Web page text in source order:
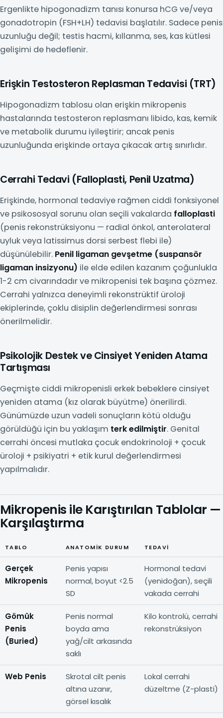
Ergenlikte hipogonadizm tanısı konursa hCG ve/veya
gonadotropin (FSH+LH) tedavisi başlatılır. Sadece penis
uzunluğu değil; testis hacmi, kıllanma, ses, kas kütlesi
gelişimi de hedeflenir.
Erişkin Testosteron Replasman Tedavisi (TRT)
Hipogonadizm tablosu olan erişkin mikropenis
hastalarında testosteron replasmanı libido, kas, kemik
ve metabolik durumu iyileştirir; ancak penis
uzunluğunda erişkinde ortaya çıkacak artış sınırlıdır.
Cerrahi Tedavi (Falloplasti, Penil Uzatma)
Erişkinde, hormonal tedaviye rağmen ciddi fonksiyonel
ve psikososyal sorunu olan seçili vakalarda falloplasti
(penis rekonstrüksiyonu — radial önkol, anterolateral
uyluk veya latissimus dorsi serbest flebi ile)
düşünülebilir. Penil ligaman gevşetme (suspansör
ligaman insizyonu) ile elde edilen kazanım çoğunlukla
1-2 cm civarındadır ve mikropenisi tek başına çözmez.
Cerrahi yalnızca deneyimli rekonstrüktif üroloji
ekiplerinde, çoklu disiplin değerlendirmesi sonrası
önerilmelidir.
Psikolojik Destek ve Cinsiyet Yeniden Atama
Tartışması
Geçmişte ciddi mikropenisli erkek bebeklere cinsiyet
yeniden atama (kız olarak büyütme) önerilirdi.
Günümüzde uzun vadeli sonuçların kötü olduğu
görüldüğü için bu yaklaşım terk edilmiştir. Genital
cerrahi öncesi mutlaka çocuk endokrinoloji + çocuk
üroloji + psikiyatri + etik kurul değerlendirmesi
yapılmalıdır.
Mikropenis ile Karıştırılan Tablolar —
Karşılaştırma
TABLO ANATOMIK DURUM TEDAVI
Gerçek
Mikropenis
Penis yapısı
normal, boyut <2.5
SD
Hormonal tedavi
(yenidoğan), seçili
vakada cerrahi
Gömük
Penis
(Buried)
Penis normal
boyda ama
yağ/cilt arkasında
saklı
Kilo kontrolü, cerrahi
rekonstrüksiyon
Web Penis
Skrotal cilt penis
altına uzanır,
görsel kısalık
Lokal cerrahi
düzeltme (Z-plasti)